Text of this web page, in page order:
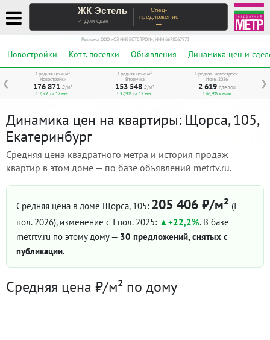
ЖК Эстель
✓ Дом сдан
Спец-
предложение
→
Реклама. ООО «СЗ ИНВЕСТСТРОЙ», ИНН 6678067973
Новостройки Котт. посёлки Объявления Динамика цен и
❮ ❯
Средняя цена м²
Новостройки
176 871 ₽/м²
↑ 7,5% за 12 мес.
Средняя цена м²
Вторичка
153 548 ₽/м²
↑ 17,9% за 12 мес.
Продажи новостроек
Июнь 2026
2 619 сделок
↑ 46,9% к маю
Динамика цен на квартиры: Щорса, 105,
Екатеринбург
Средняя цена квадратного метра и история продаж
квартир в этом доме — по базе объявлений metrtv.ru.
Средняя цена в доме Щорса, 105: 205 406 ₽/м² (I
пол. 2026), изменение с I пол. 2025: +22,2%. В базе
metrtv.ru по этому дому — 30 предложений, снятых с
публикации.
Средняя цена ₽/м² по дому